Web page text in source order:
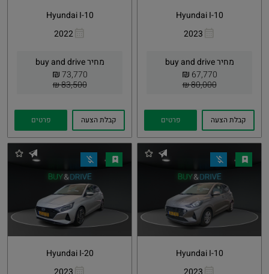
Hyundai I-10
2023
מחיר buy and drive
67,770
₪
80,000 ₪
Whatsapp
קבלת הצעה פרטים
Hyundai I-10
2022
מחיר buy and drive
73,770
₪
83,500 ₪
Whatsapp
קבלת הצעה פרטים
Hyundai I-10
Hyundai I-20